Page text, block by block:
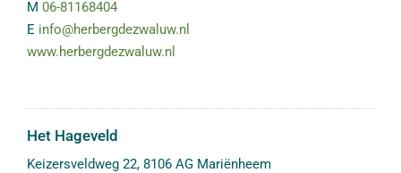
M 06-81168404
E info@herbergdezwaluw.nl
www.herbergdezwaluw.nl
Het Hageveld
Keizersveldweg 22, 8106 AG Mariënheem